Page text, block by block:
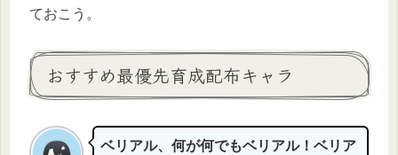
ておこう。
おすすめ最優先育成配布キャラ
ベリアル、何が何でもベリアル！ベリア